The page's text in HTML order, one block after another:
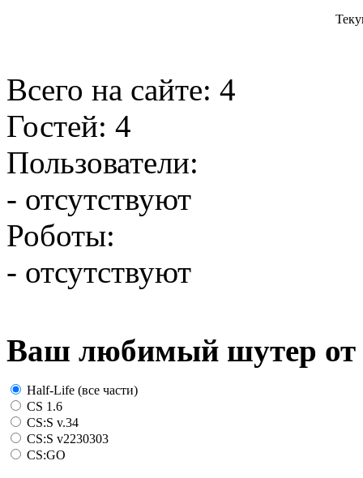
Всего на сайте: 4
Гостей: 4
Пользователи:
- отсутствуют
Роботы:
- отсутствуют
Ваш любимый шутер от
Half-Life (все части)
CS 1.6
CS:S v.34
CS:S v2230303
CS:GO